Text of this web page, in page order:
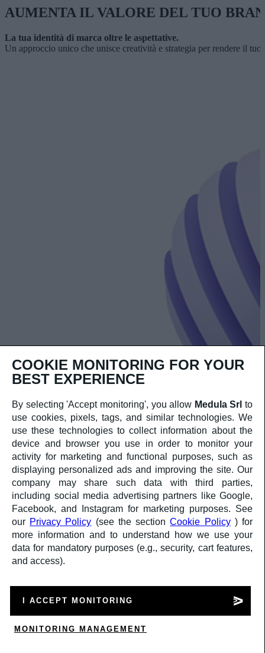
AUMENTA IL VALORE DEL TUO
La tua identità di marca oltre le aspettative.
Un approccio unico che unisce creatività e strategia per rendere il
GESTIONE DEI PROGETTI
Esperienza al tuo servizio.
I nostri project manager esperti e collaudati garantiscono che i
puntuale.
COOKIE MONITORING FOR YOUR
BEST EXPERIENCE
By selecting 'Accept monitoring', you allow Medula Srl to
use cookies, pixels, tags, and similar technologies. We
use these technologies to collect information about the
device and browser you use in order to monitor your
activity for marketing and functional purposes, such as
displaying personalized ads and improving the site. Our
company may share such data with third parties,
including social media advertising partners like Google,
Facebook, and Instagram for marketing purposes. See
our Privacy Policy (see the section Cookie Policy ) for
more information and to understand how we use your
data for mandatory purposes (e.g., security, cart features,
and access).
I ACCEPT MONITORING
MONITORING MANAGEMENT